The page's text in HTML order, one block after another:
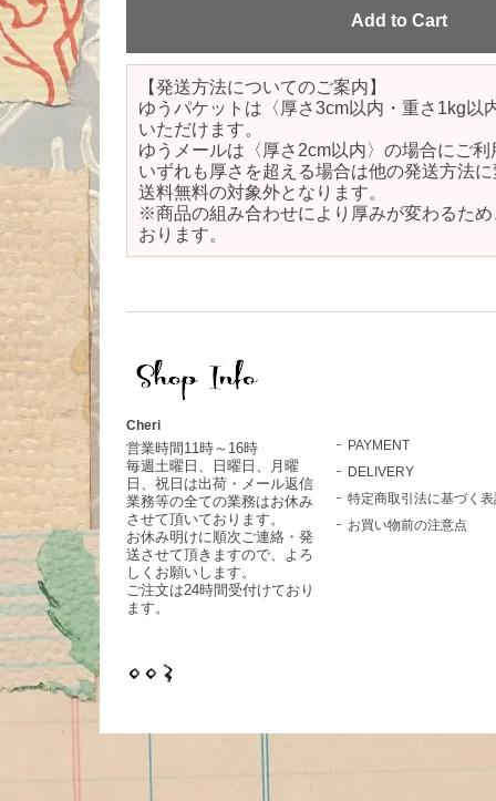
【発送方法についてのご案内】
ゆうパケットは〈厚さ3cm以内・重さ1kg以
いただけます。
ゆうメールは〈厚さ2cm以内〉の場合にご
いずれも厚さを超える場合は他の発送方法
送料無料の対象外となります。
※商品の組み合わせにより厚みが変わるた
おります。
Cheri
営業時間11時～16時
毎週土曜日、日曜日、月曜
日、祝日は出荷・メール返信
業務等の全ての業務はお休み
させて頂いております。
お休み明けに順次ご連絡・発
送させて頂きますので、よろ
しくお願いします。
ご注文は24時間受付けており
ます。
PAYMENT
DELIVERY
特定商取引法に基づく
お買い物前の注意点